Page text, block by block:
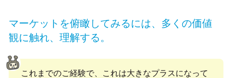
マーケットを俯瞰してみるには、多くの価値
観に触れ、理解する。
これまでのご経験で、これは大きなプラスになって